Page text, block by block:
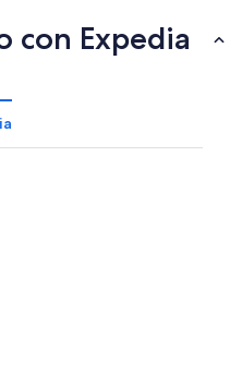
con Expedia